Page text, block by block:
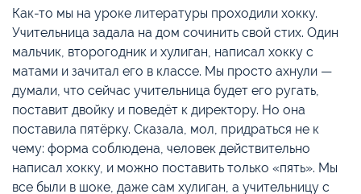
Как-то мы на уроке литературы проходили хокку.
Учительница задала на дом сочинить свой стих. Один
мальчик, второгодник и хулиган, написал хокку с
матами и зачитал его в классе. Мы просто ахнули —
думали, что сейчас учительница будет его ругать,
поставит двойку и поведёт к директору. Но она
поставила пятёрку. Сказала, мол, придраться не к
чему: форма соблюдена, человек действительно
написал хокку, и можно поставить только «пять». Мы
все были в шоке, даже сам хулиган, а учительницу с